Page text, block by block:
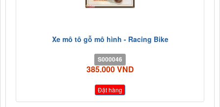
Xe mô tô gỗ mô hình - Racing Bike
S000046
385.000 VND
Đặt hàng